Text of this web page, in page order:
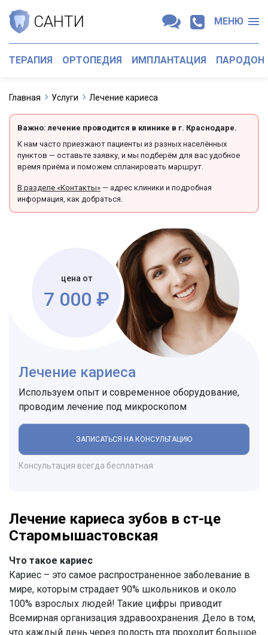
САНТИ МЕНЮ
ТЕРАПИЯ ОРТОПЕДИЯ ИМПЛАНТАЦИЯ
Главная Услуги Лечение кариеса
Важно: лечение проводится в клинике в г. Краснодаре.
К нам часто приезжают пациенты из разных населённых
пунктов — оставьте заявку, и мы подберём для вас удобное
время приёма и поможем спланировать маршрут.
В разделе «Контакты» — адрес клиники и подробная
информация, как добраться.
цена от
7 000 ₽
Лечение кариеса
Используем опыт и современное оборудование,
проводим лечение под микроскопом
ЗАПИСАТЬСЯ НА КОНСУЛЬТАЦИЮ
Консультация всегда бесплатная
Лечение кариеса зубов в ст-це
Старомышастовская
Что такое кариес
Кариес – это самое распространенное заболевание в
мире, которым страдает 90% школьников и около
100% взрослых людей! Такие цифры приводит
Всемирная организация здравоохранения. Дело в том,
что каждый день через полость рта проходит большое